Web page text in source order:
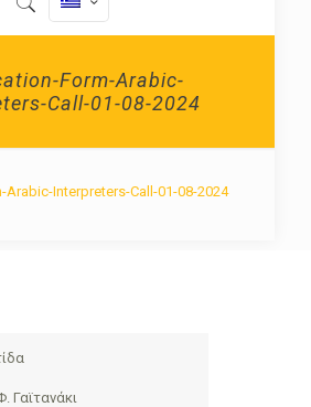
Form-Arabic-
Call-01-08-2024
Interpreters-Call-01-08-2024
Γαϊτανάκι